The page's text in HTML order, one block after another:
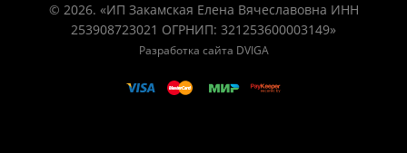
© 2026. «ИП Закамская Елена Вячеславовна ИНН
253908723021 ОГРНИП: 321253600003149»
Разработка сайта DVIGA